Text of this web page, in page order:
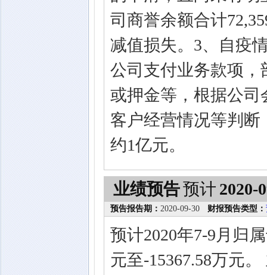
司商誉余额合计
减值损失。3、自疫
公司支付业务款项
或押金等，根据公
客户经营情况等判
约1亿元。
业绩预告预计 2020-
预告报告期： 2020-09-30 财报预告类型：
预计2020年7-9月归
元至-15367.58万元